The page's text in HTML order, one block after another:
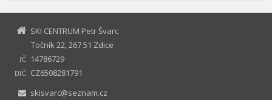
SKI CENTRUM Petr Švarc
Točník 22, 267 51 Zdice
IČ 14786729
DIČ
CZ6508281791
skisvarc@seznam.cz